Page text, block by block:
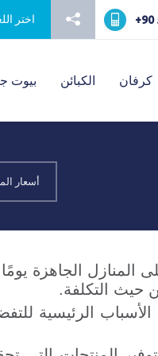
Karmod Česko
Karmod Serbia
Karmod Suomi
Karmod United States
+90 اختر
بيوت الكبائن كرفان
أسعار
المنازل الجاهزة
حيث التكلفة.
الأسباب الرئيسية